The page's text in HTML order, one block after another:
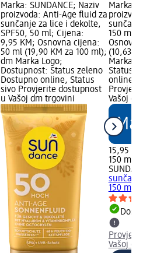
Marka: SUNDANCE; Naziv
proizvoda: Anti-Age fluid za
sunčanje za lice i dekolte,
SPF50, 50 ml; Cijena:
9,95 KM; Osnovna cijena:
50 ml (19,90 KM za 100 ml);
dm Marka Logo;
Dostupnost: Status zeleno
Dostupno online, Status
sivo Provjerite dostupnost
u Vašoj dm trgovini
Marka:
150 ml;
(10,63
Marka
Status
online,
Vašoj
15,95 KM
150 ml
150 ml
Vašoj